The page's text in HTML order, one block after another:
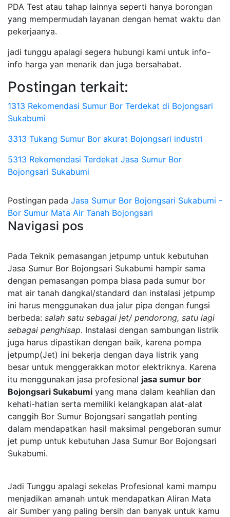
PDA Test atau tahap lainnya seperti hanya borongan
yang mempermudah layanan dengan hemat waktu dan
pekerjaanya.
jadi tunggu apalagi segera hubungi kami untuk info-
info harga yan menarik dan juga bersahabat.
Postingan terkait:
1313 Rekomendasi Sumur Bor Terdekat di Bojongsari
Sukabumi
3313 Tukang Sumur Bor akurat Bojongsari industri
5313 Rekomendasi Terdekat Jasa Sumur Bor
Bojongsari Sukabumi
Postingan pada Jasa Sumur Bor Bojongsari Sukabumi -
Bor Sumur Mata Air Tanah Bojongsari
Navigasi pos
Pada Teknik pemasangan jetpump untuk kebutuhan
Jasa Sumur Bor Bojongsari Sukabumi hampir sama
dengan pemasangan pompa biasa pada sumur bor
mat air tanah dangkal/standard dan instalasi jetpump
ini harus menggunakan dua jalur pipa dengan fungsi
berbeda: salah satu sebagai jet/ pendorong, satu lagi
sebagai penghisap. Instalasi dengan sambungan listrik
juga harus dipastikan dengan baik, karena pompa
jetpump(Jet) ini bekerja dengan daya listrik yang
besar untuk menggerakkan motor elektriknya. Karena
itu menggunakan jasa profesional jasa sumur bor
Bojongsari Sukabumi yang mana dalam keahlian dan
kehati-hatian serta memiliki kelangkapan alat-alat
canggih Bor Sumur Bojongsari sangatlah penting
dalam mendapatkan hasil maksimal pengeboran sumur
jet pump untuk kebutuhan Jasa Sumur Bor Bojongsari
Sukabumi.
Jadi Tunggu apalagi sekelas Profesional kami mampu
menjadikan amanah untuk mendapatkan Aliran Mata
air Sumber yang paling bersih dan banyak untuk kamu